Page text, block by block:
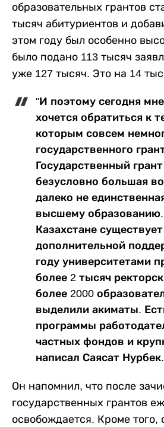
образовательных грантов
тысяч абитуриентов и
этом году был особенно
было подано 113 тысяч
уже 127 тысяч. Это на 14
"И поэтому сегодня
хочется обратиться к
которым совсем
государственного
Государственный
безусловно большая
далеко не
высшему образованию.
Казахстане
дополнительной
году университетами
более 2 тысяч
более 2000
выделили акиматы.
программы
частных фондов и
написал Саясат Нурбек.
Он напомнил, что после
государственных грантов
освобождается. Кроме того,